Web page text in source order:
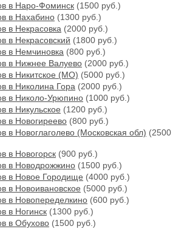
в Наро-Фоминск (1500 руб.)
в Нахабино (1300 руб.)
в Некрасовка (2000 руб.)
в Некрасовский (1800 руб.)
в Немчиновка (800 руб.)
в Нижнее Валуево (2000 руб.)
в Никитское (МО) (5000 руб.)
в Николина Гора (2000 руб.)
в Николо-Урюпино (1000 руб.)
в Никульское (1200 руб.)
в Новогиреево (800 руб.)
в Новоглаголево (Московская обл) (2500
в Новогорск (900 руб.)
в Новодрожжино (1500 руб.)
в Новое Городище (4000 руб.)
в Новоивановское (5000 руб.)
в Новопеределкино (600 руб.)
в Ногинск (1300 руб.)
в Обухово (1500 руб.)